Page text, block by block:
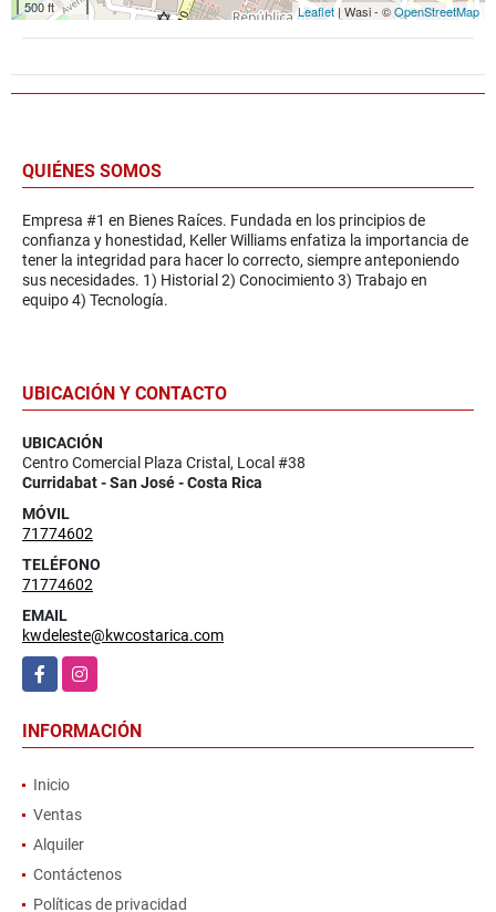
500 ft
Leaflet| Wasi - ©OpenStreetMap
QUIÉNES SOMOS
Empresa #1 en Bienes Raíces. Fundada en los principios de
confianza y honestidad, Keller Williams enfatiza la importancia de
tener la integridad para hacer lo correcto, siempre anteponiendo
sus necesidades. 1) Historial 2) Conocimiento 3) Trabajo en
equipo 4) Tecnología.
UBICACIÓN Y CONTACTO
UBICACIÓN
Centro Comercial Plaza Cristal, Local #38
Curridabat - San José - Costa Rica
MÓVIL
71774602
TELÉFONO
71774602
EMAIL
kwdeleste@kwcostarica.com
FacebookInstagram
INFORMACIÓN
Inicio
Ventas
Alquiler
Contáctenos
Políticas de privacidad